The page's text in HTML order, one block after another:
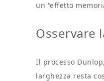
un “effetto
Osservare
Il processo
larghezza resta